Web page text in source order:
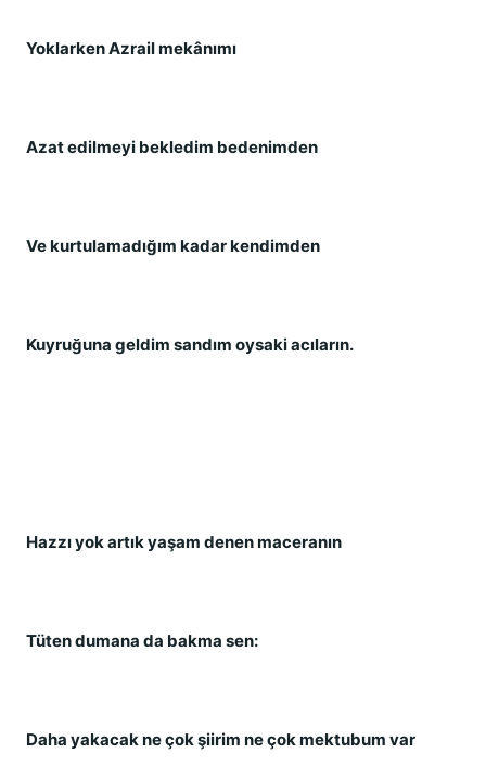
Yoklarken Azrail mekânımı
Azat edilmeyi bekledim bedenimden
Ve kurtulamadığım kadar kendimden
Kuyruğuna geldim sandım oysaki acıların.
Hazzı yok artık yaşam denen maceranın
Tüten dumana da bakma sen:
Daha yakacak ne çok şiirim ne çok mektubum var